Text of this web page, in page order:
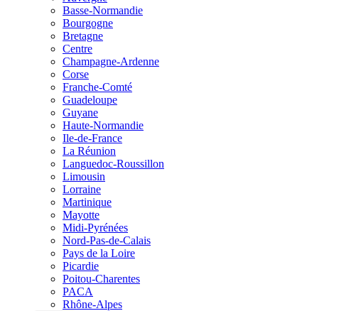
Basse-Normandie
Bourgogne
Bretagne
Centre
Champagne-Ardenne
Corse
Franche-Comté
Guadeloupe
Guyane
Haute-Normandie
Ile-de-France
La Réunion
Languedoc-Roussillon
Limousin
Lorraine
Martinique
Mayotte
Midi-Pyrénées
Nord-Pas-de-Calais
Pays de la Loire
Picardie
Poitou-Charentes
PACA
Rhône-Alpes